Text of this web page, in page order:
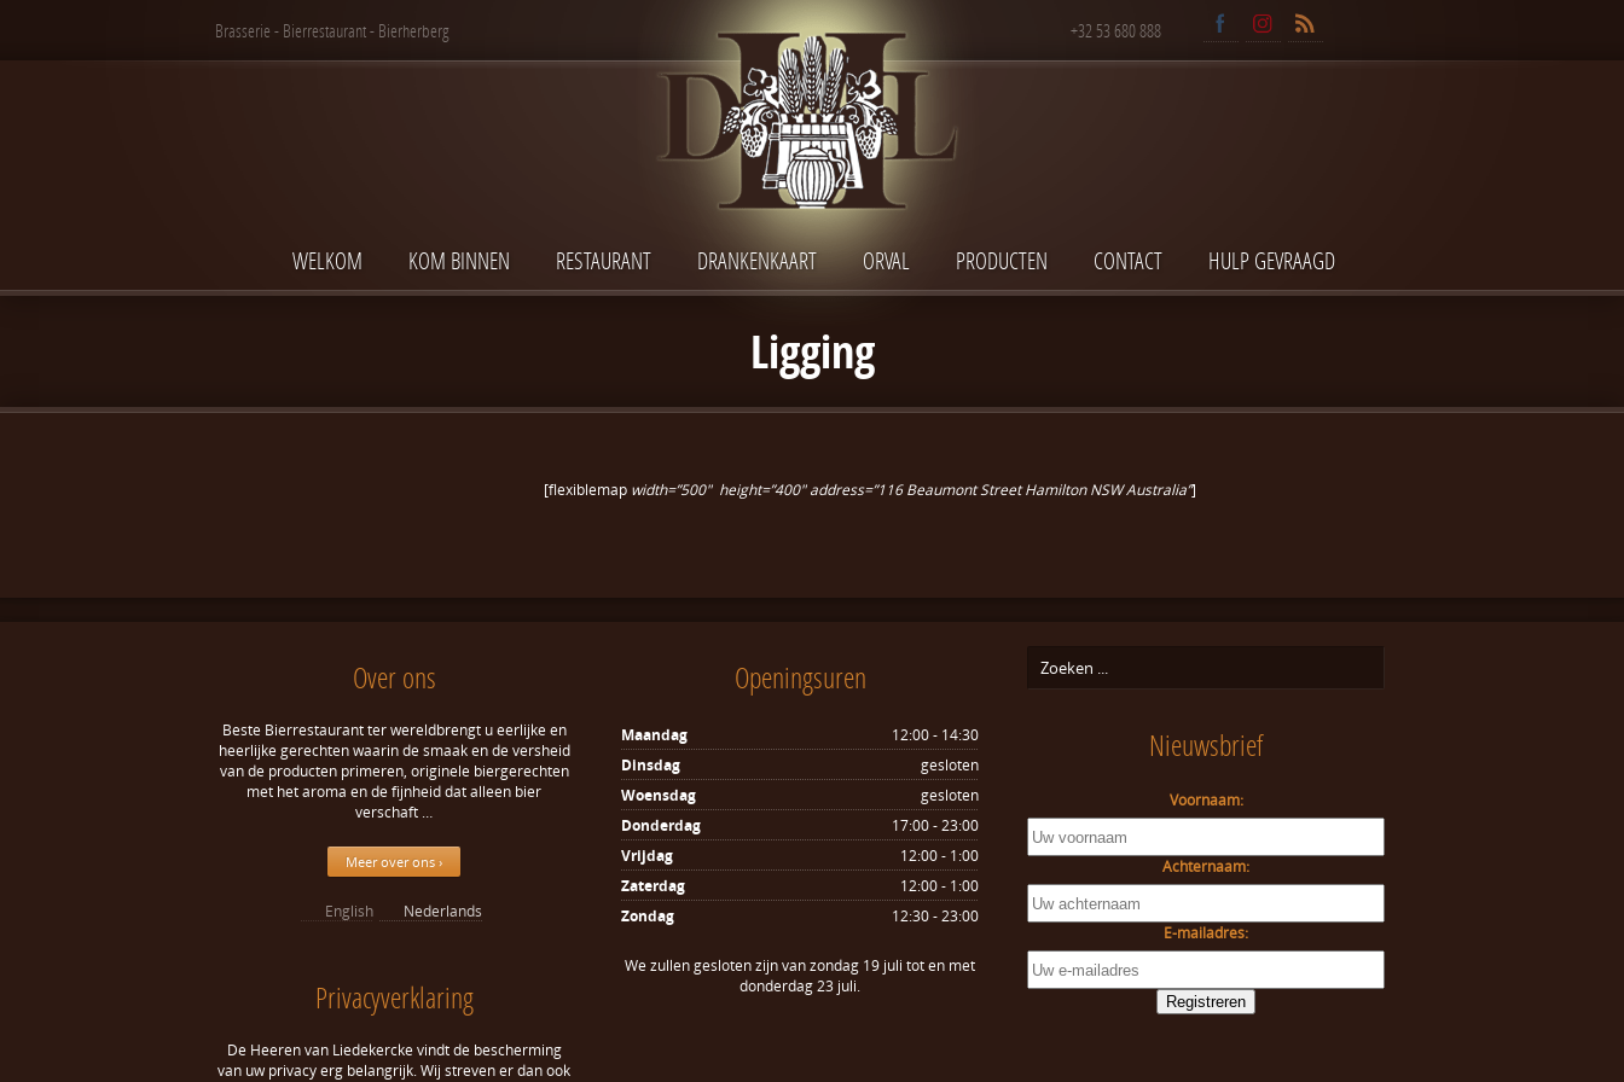
Brasserie - Bierrestaurant - Bierherberg +32 53 680 888
WELKOM KOM BINNEN RESTAURANT DRANKENKAART ORVAL PRODUCTEN CONTACT HULP GEVRAAGD
Ligging
[flexiblemap width=”500″ height=”400″address=”116 Beaumont Street Hamilton NSW Australia”]
Over ons
Beste Bierrestaurant ter wereldbrengt u eerlijke en
heerlijke gerechten waarin de smaak en de versheid
van de producten primeren, originele biergerechten
met het aroma en de fijnheid dat alleen bier
verschaft …
Meer over ons ›
English Nederlands
Privacyverklaring
De Heeren van Liedekercke vindt de bescherming
van uw privacy erg belangrijk. Wij streven er dan ook
Openingsuren
Maandag
12:00 - 14:30
Dinsdag
gesloten
Woensdag
gesloten
Donderdag
17:00 - 23:00
Vrijdag
12:00 - 1:00
Zaterdag
12:00 - 1:00
Zondag
12:30 - 23:00
We zullen gesloten zijn van zondag 19 juli tot en met
donderdag 23 juli.
Nieuwsbrief
Voornaam:
Achternaam:
E-mailadres: